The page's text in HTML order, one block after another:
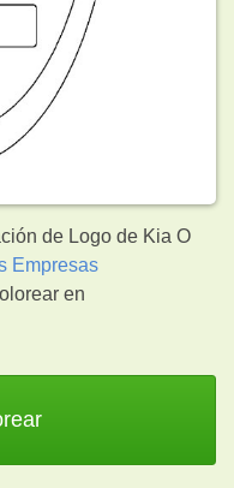
de Logo de Kia O
Empresas
en